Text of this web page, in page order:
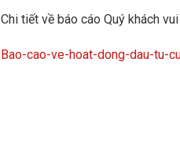
Chi tiết về báo cáo Quý khách
Bao-cao-ve-hoat-dong-dau-tu-